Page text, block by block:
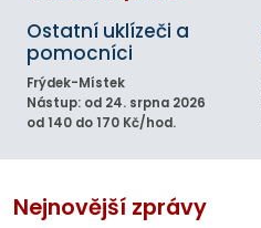
Ostatní uklízeči a
pomocníci
Frýdek-Místek
Nástup: od 24. srpna 2026
od 140 do 170 Kč/hod.
Nejnovější zprávy